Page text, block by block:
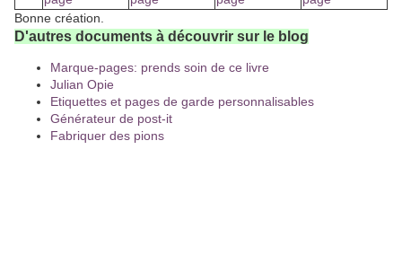
Bonne création.
D'autres documents à découvrir sur le blog
Marque-pages: prends soin de ce livre
Julian Opie
Etiquettes et pages de garde personnalisables
Générateur de post-it
Fabriquer des pions